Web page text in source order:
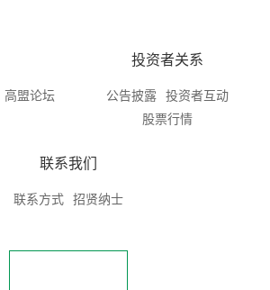
高盟论坛
投资者关系
公告披露
投资者互动
股票行情
联系我们
联系方式 招贤纳士